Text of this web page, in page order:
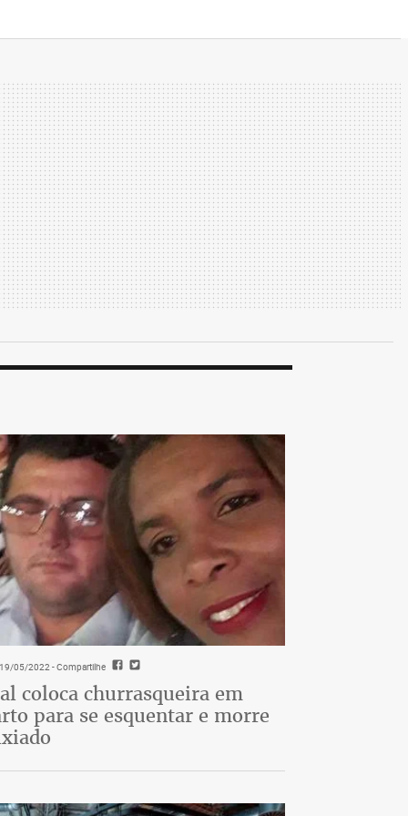
05/2022- Compartilhe
coloca churrasqueira em
para se esquentar e morre